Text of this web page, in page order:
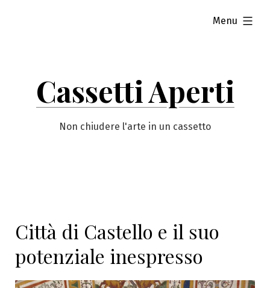
Cassetti Aperti
Non chiudere l'arte in un cassetto
Menu
esteso
Città di Castello e il suo
potenziale inespresso